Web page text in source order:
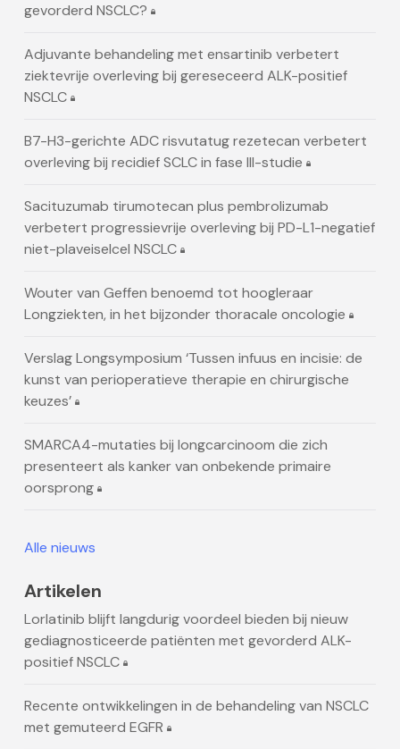
gevorderd NSCLC?
Adjuvante behandeling met ensartinib verbetert
ziektevrije overleving bij gereseceerd ALK-positief
NSCLC
B7-H3-gerichte ADC risvutatug rezetecan verbetert
overleving bij recidief SCLC in fase III-studie
Sacituzumab tirumotecan plus pembrolizumab
verbetert progressievrije overleving bij PD-L1-negatief
niet-plaveiselcel NSCLC
Wouter van Geffen benoemd tot hoogleraar
Longziekten, in het bijzonder thoracale oncologie
Verslag Longsymposium ‘Tussen infuus en incisie: de
kunst van perioperatieve therapie en chirurgische
keuzes’
SMARCA4-mutaties bij longcarcinoom die zich
presenteert als kanker van onbekende primaire
oorsprong
Alle nieuws
Artikelen
Lorlatinib blijft langdurig voordeel bieden bij nieuw
gediagnosticeerde patiënten met gevorderd ALK-
positief NSCLC
Recente ontwikkelingen in de behandeling van NSCLC
met gemuteerd EGFR